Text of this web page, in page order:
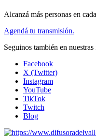
Alcanzá más personas en
Agendá tu transmisión.
Seguinos también en nuestras
Facebook
X (Twitter)
Instagram
YouTube
TikTok
Twitch
Blog